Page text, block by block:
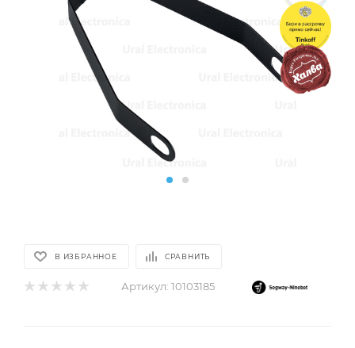
В ИЗБРАННОЕ СРАВНИТЬ
Артикул: 10103185